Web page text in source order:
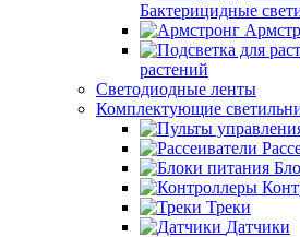
Бактерицидные
растений
Светодиодные ленты
Комплектующие
Треки
Датчики